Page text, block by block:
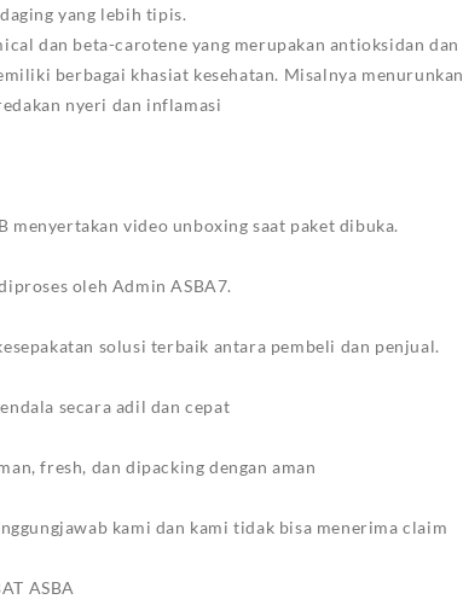
yang lebih tipis.
dan beta-carotene yang merupakan antioksidan dan
berbagai khasiat kesehatan. Misalnya menurunkan
nyeri dan inflamasi
video unboxing saat paket dibuka.
oleh Admin ASBA7.
solusi terbaik antara pembeli dan penjual.
secara adil dan cepat
fresh, dan dipacking dengan aman
kami dan kami tidak bisa menerima claim
ASBA